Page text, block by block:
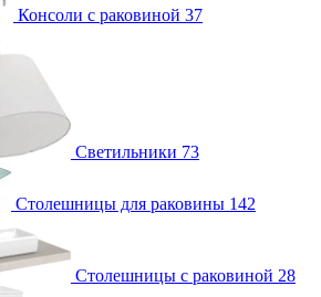
Консоли с раковиной 37
Светильники 73
Столешницы для раковины 142
Столешницы с раковиной 28